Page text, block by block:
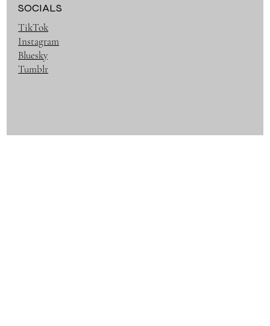
SOCIALS
TikTok
Instagram
Bluesky
Tumblr